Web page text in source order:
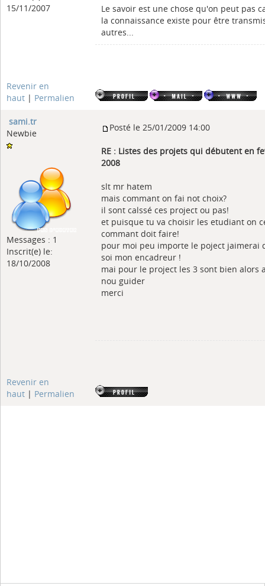
15/11/2007
Le savoir est une chose qu'on peut pas
la connaissance existe pour être
autres...
Revenir en
haut | Permalien
sami.tr
Newbie
Messages : 1
Inscrit(e) le:
18/10/2008
Posté le 25/01/2009 14:00
RE : Listes des projets qui débutent en
2008
slt mr hatem
mais commant on fai not choix?
il sont calssé ces project ou pas!
et puisque tu va choisir les etudiant on
commant doit faire!
pour moi peu importe le poject jaimerai
soi mon encadreur !
mai pour le project les 3 sont bien alors
nou guider
merci
Revenir en
haut | Permalien